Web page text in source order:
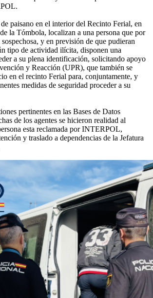
paisano en el interior del Recinto Ferial, en
la Tómbola, localizan a una persona que por
y en previsión de que pudieran
tipo de actividad ilícita, disponen una
a su plena identificación, solicitando apoyo
y Reacción (UPR), que también se
en el recinto Ferial para, conjuntamente, y
medidas de seguridad proceder a su
pertinentes en las Bases de Datos
de los agentes se hicieron realidad al
esta reclamada por INTERPOL,
y traslado a dependencias de la Jefatura